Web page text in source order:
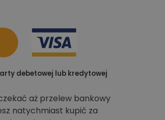
debetowej lub kredytowej
aż przelew bankowy
natychmiast kupić za